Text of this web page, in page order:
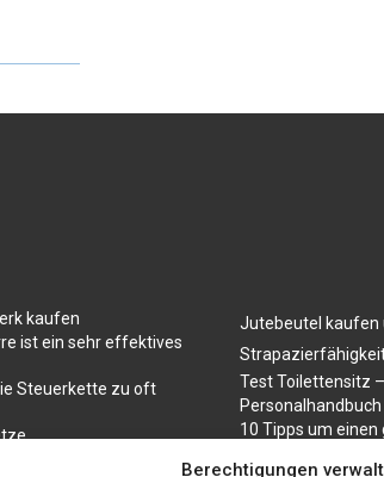
Berechtigungen
kaufen
ist ein sehr effektives
Steuerkette zu oft
Holland
Jutebeutel kaufen
Test Toilettensitz
Personalhandbuch
10 Tipps um